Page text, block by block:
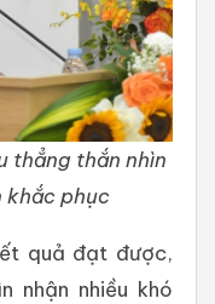
thẳng thắn nhìn
khắc phục
quả đạt được,
nhận nhiều khó